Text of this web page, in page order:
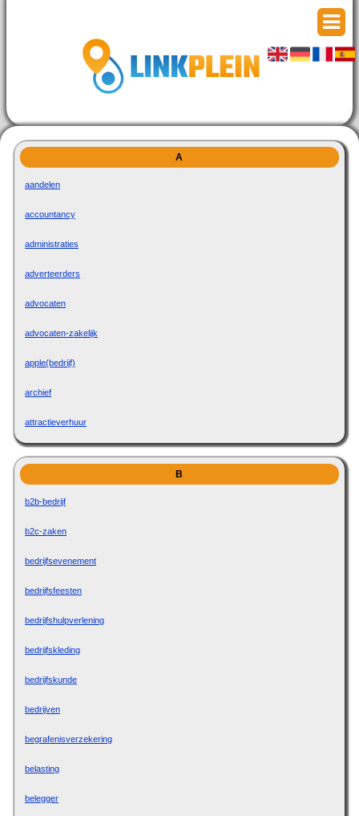
A
aandelen
accountancy
administraties
adverteerders
advocaten
advocaten-zakelijk
apple(bedrijf)
archief
attractieverhuur
B
b2b-bedrijf
b2c-zaken
bedrijfsevenement
bedrijfsfeesten
bedrijfshulpverlening
bedrijfskleding
bedrijfskunde
bedrijven
begrafenisverzekering
belasting
belegger